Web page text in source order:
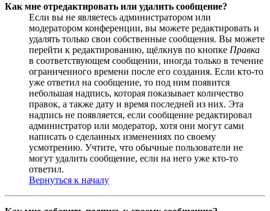
Как мне отредактировать или удалить сообщение?
Если вы не являетесь администратором или
модератором конференции, вы можете редактировать и
удалять только свои собственные сообщения. Вы можете
перейти к редактированию, щёлкнув по кнопке Правка
в соответствующем сообщении, иногда только в течение
ограниченного времени после его создания. Если кто-то
уже ответил на сообщение, то под ним появится
небольшая надпись, которая показывает количество
правок, а также дату и время последней из них. Эта
надпись не появляется, если сообщение редактировал
администратор или модератор, хотя они могут сами
написать о сделанных изменениях по своему
усмотрению. Учтите, что обычные пользователи не
могут удалить сообщение, если на него уже кто-то
ответил.
Вернуться к началу